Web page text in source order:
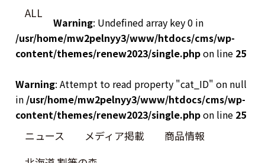
ALL
Warning: Undefined array key 0 in
/usr/home/mw2pelnyy3/www/htdocs/cms/wp-
content/themes/renew2023/single.phpon line 25
Warning: Attempt to read property "cat_ID" on null
in /usr/home/mw2pelnyy3/www/htdocs/cms/wp-
content/themes/renew2023/single.phpon line 25
ニュース メディア掲載
商品情報